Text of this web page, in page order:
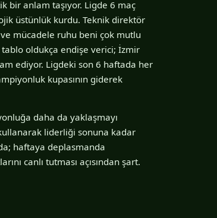
bir anlam taşıyor. Ligde 6 maç
üstünlük kurdu. Teknik direktör
ve mücadele ruhu beni çok mutlu
oldukça endişe verici; İzmir
ediyor. Ligdeki son 6 haftada her
kupasının giderek
daha da yaklaşmayı
kullanarak liderliği sonuna kadar
haftaya deplasmanda
canlı tutması açısından şart.